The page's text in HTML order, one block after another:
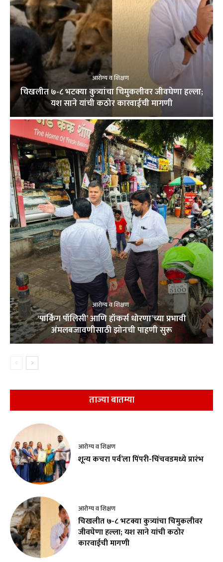
आरोग्य व शिक्षण
चिखलीत ७-८ भटक्या कुत्र्यांचा चिमुकलीवर जीवघेणा हल्ला;
यश साने यांची कठोर कारवाईची मागणी
आरोग्य व शिक्षण
‘पार्किंग पॉलिसी’ आणि हॉकर्स धोरणा’च्या प्रभावी
अंमलबजावणीसाठी झोनची पाहणी सुरू
ताज्या बातम्या
आरोग्य व शिक्षण
शून्य कचरा पर्व’ला पिंपरी-चिंचवडमध्ये प्रारंभ
आरोग्य व शिक्षण
चिखलीत ७-८ भटक्या कुत्र्यांचा चिमुकलीवर
जीवघेणा हल्ला; यश साने यांची कठोर
कारवाईची मागणी